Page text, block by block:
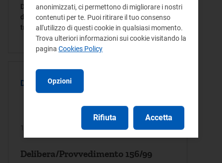
Definizione di disposizioni transitorie in materia
di finanziamento del gestore della rete di
trasmissione nazionale dell'energia elettrica
DELIBERA
14/10/1999
Delibera/Provvedimento 156/99
anonimizzati, ci permettono di migliorare i nostri
contenuti per te. Puoi ritirare il tuo consenso
all'utilizzo di questi cookie in qualsiasi momento.
Trova ulteriori informazioni sui cookie visitando la
pagina Cookies Policy
Opzioni
Rifiuta Accetta